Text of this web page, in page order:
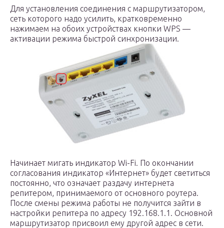
Для установления соединения с маршрутизатором,
сеть которого надо усилить, кратковременно
нажимаем на обоих устройствах кнопки WPS —
активации режима быстрой синхронизации.
Начинает мигать индикатор Wi-Fi. По окончании
согласования индикатор «Интернет» будет светиться
постоянно, что означает раздачу интернета
репитером, принимаемого от основного роутера.
После смены режима работы не получится зайти в
настройки репитера по адресу 192.168.1.1. Основной
маршрутизатор присвоил ему другой адрес в сети.